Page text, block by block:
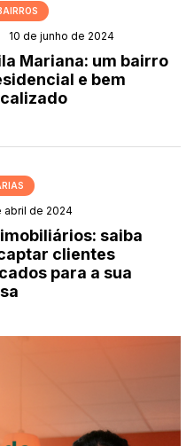
10 de junho de 2024
Mariana: um bairro
e bem
abril de 2024
saiba
clientes
para a sua